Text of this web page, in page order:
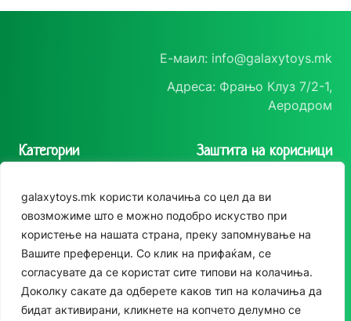
galaxytoys.mk користи колачиња со цел да ви
овозможиме што е можно подобро искуство при
користење на нашата страна, преку запомнување на
Вашите преференци. Со клик на прифаќам, се
согласувате да се користат сите типови на колачиња.
Доколку сакате да одберете каков тип на колачиња да
бидат активирани, кликнете на копчето делумно се
Е-маил: info@galaxytoys.mk
Адреса: Фрањо Клуз 7/2-1,
Аеродром
Категории
Сезонска опрема
Друштвени игри
За двор
Едукативни
Заштита на корисници
приватност
Политика за колачиња
Следете нè
Instagram
Facebook